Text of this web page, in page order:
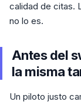
calidad de citas.
no lo es.
Antes del
la misma
Un piloto justo